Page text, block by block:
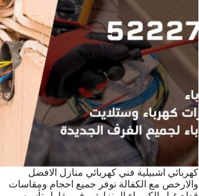
كهربائي اشبيلية فني كهربائي منازل الافضل
والارخص مع الكفالة نوفر جميع احجام ومقاسات